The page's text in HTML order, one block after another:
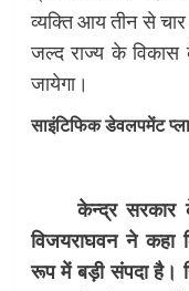
व्यक्ति आय तीन से
जल्द राज्य के विकास
जायेगा।
साइंटिफिक डेवलपमेंट
केन्द्र सरकार के
विजयराघवन ने कहा
रूप में बड़ी संपदा है।